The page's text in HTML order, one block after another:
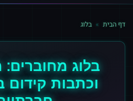
דף הבית » בלוג
בלוג מחוברים:
וכתבות